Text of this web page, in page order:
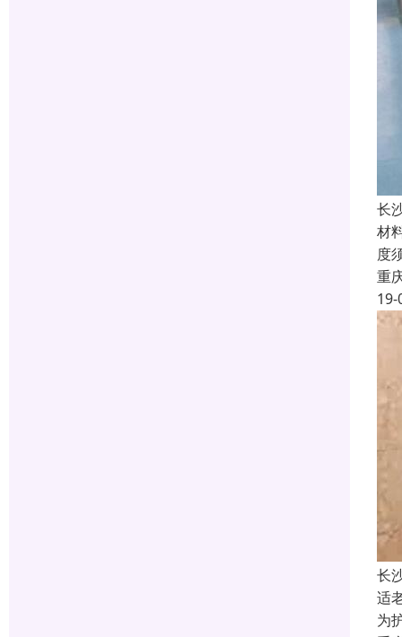
长
材
度
重
19-
长
适
为